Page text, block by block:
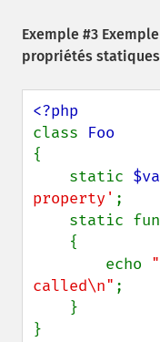
Exemple #3
propriétés statiques
class
{
    static
property' ;
static
        echo
called\n" ;
}